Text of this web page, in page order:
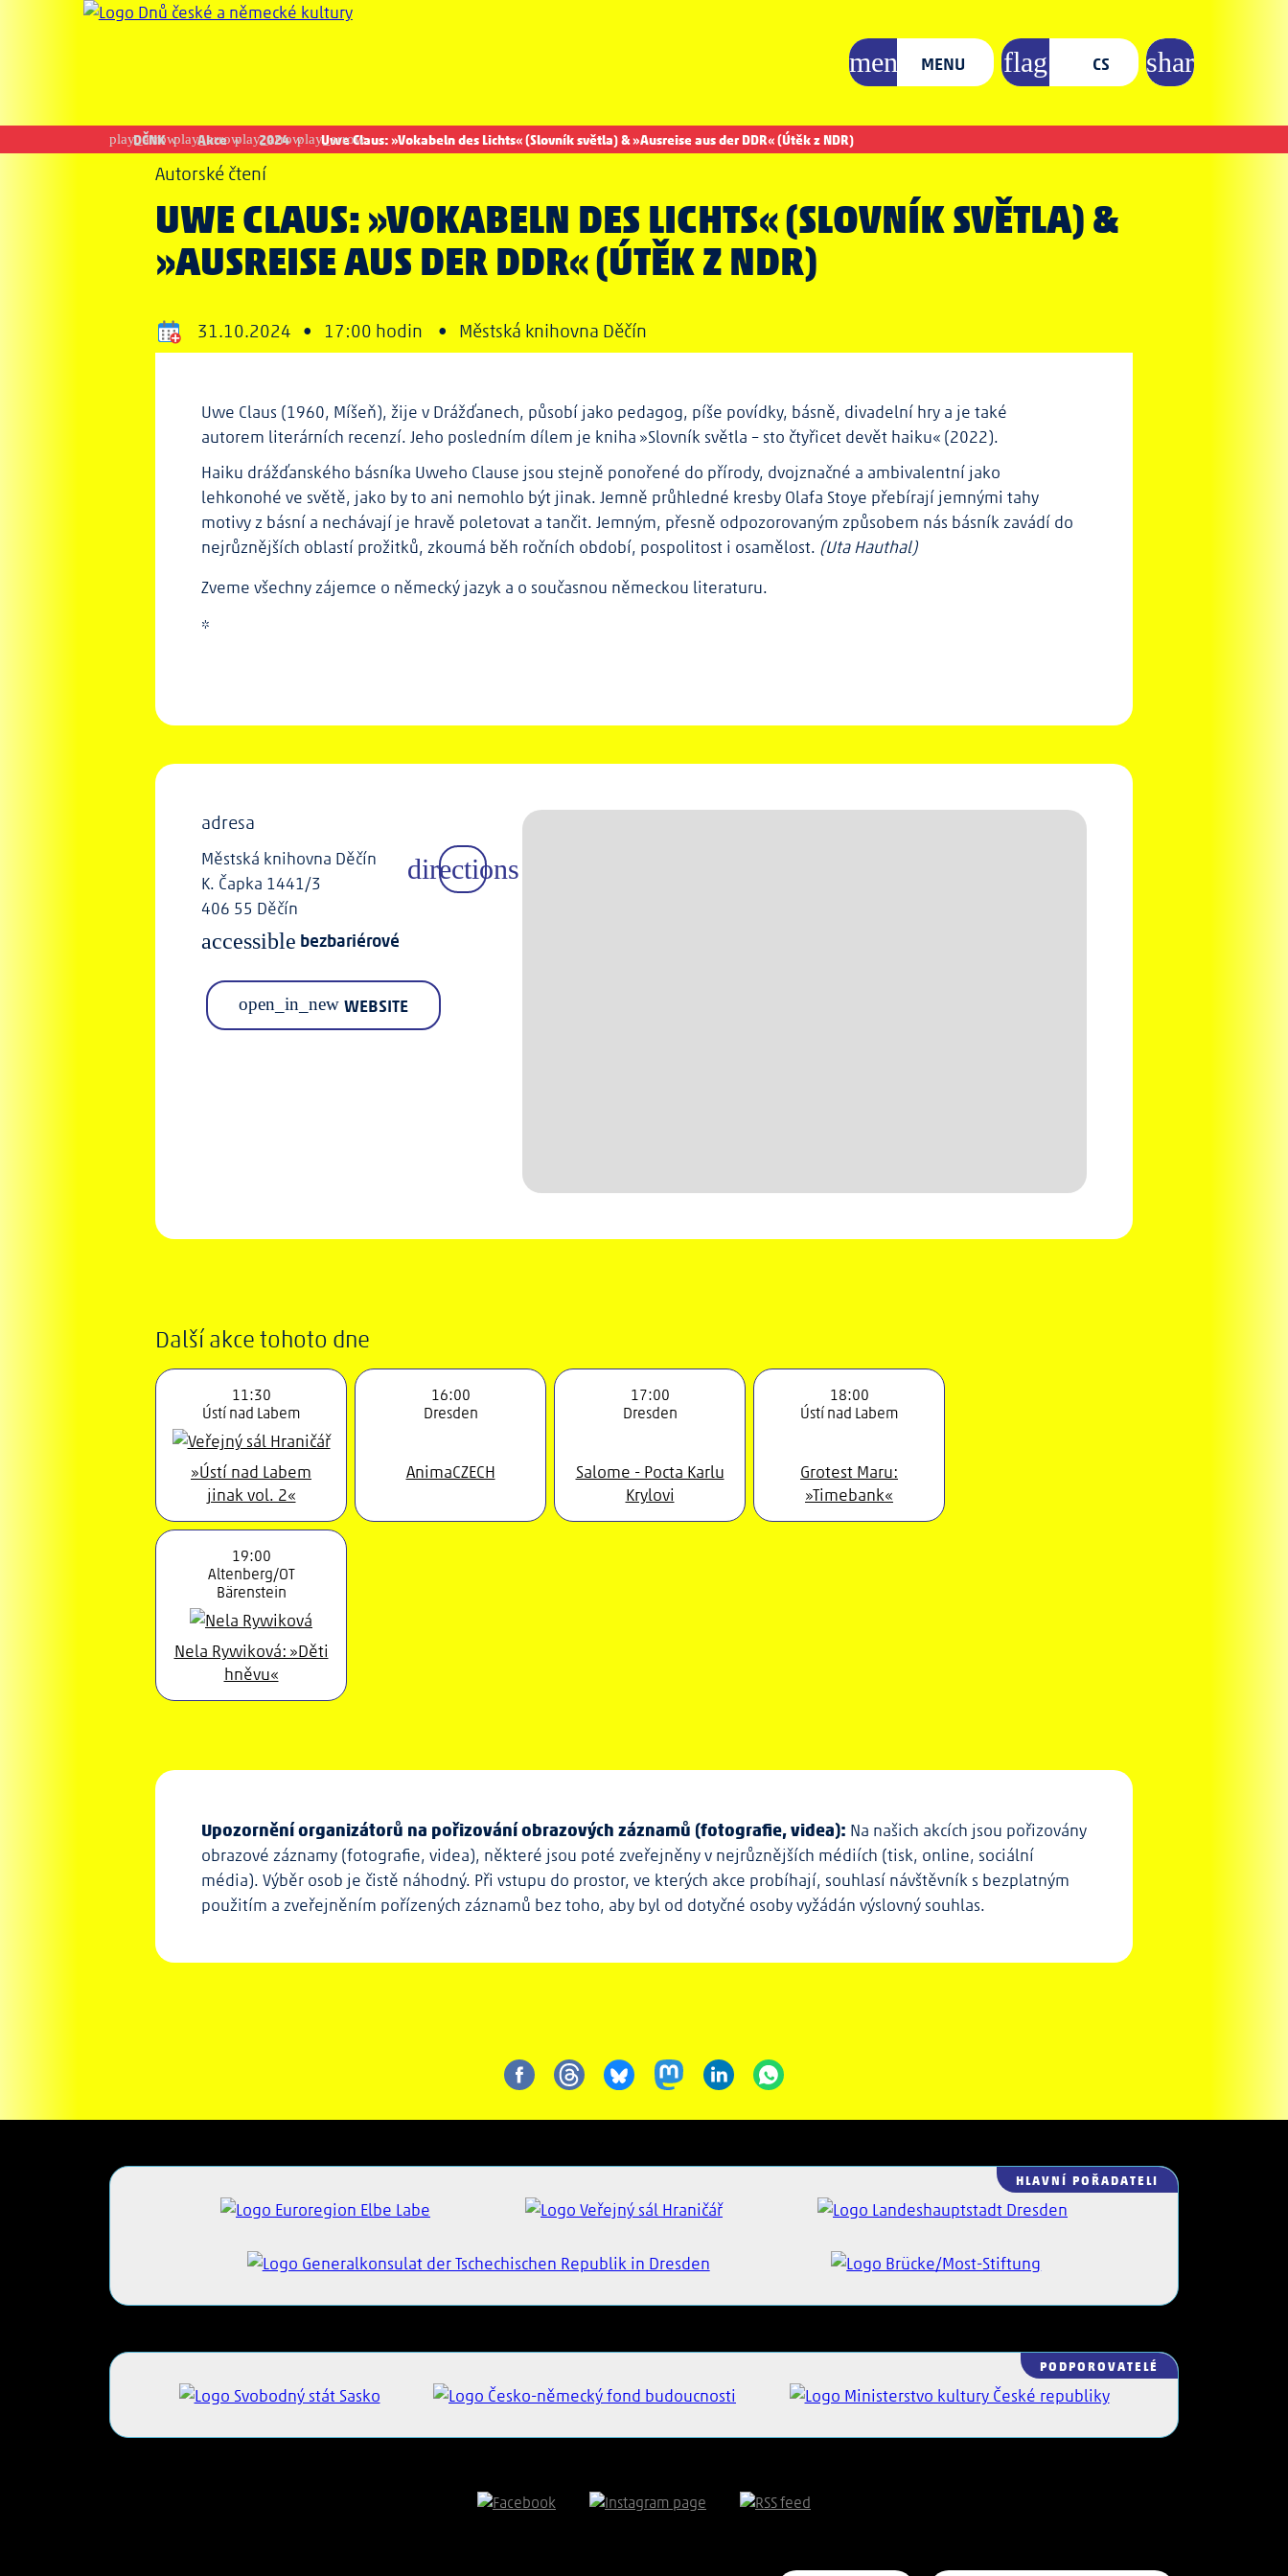
MENU CS
DČNK Akce 2024 Uwe Claus: »Vokabeln des Lichts« (Slovník světla) & »Ausreise aus der DDR« (Útěk z NDR)
Autorské čtení
UWE CLAUS: »VOKABELN DES LICHTS« (SLOVNÍK SVĚTLA) &
»AUSREISE AUS DER DDR« (ÚTĚK Z NDR)
31.10.2024 • 17:00 hodin • Městská knihovna Děčín
Uwe Claus (1960, Míšeň), žije v Drážďanech, působí jako pedagog, píše povídky, básně, divadelní hry a je také
autorem literárních recenzí. Jeho posledním dílem je kniha »Slovník světla – sto čtyřicet devět haiku« (2022).
Haiku drážďanského básníka Uweho Clause jsou stejně ponořené do přírody, dvojznačné a ambivalentní jako
lehkonohé ve světě, jako by to ani nemohlo být jinak. Jemně průhledné kresby Olafa Stoye přebírají jemnými tahy
motivy z básní a nechávají je hravě poletovat a tančit. Jemným, přesně odpozorovaným způsobem nás básník zavádí do
nejrůznějších oblastí prožitků, zkoumá běh ročních období, pospolitost i osamělost. (Uta Hauthal)
Zveme všechny zájemce o německý jazyk a o současnou německou literaturu.
*
adresa
Městská knihovna Děčín
K. Čapka 1441/3
406 55 Děčín
accessible bezbariérové
open_in_new WEBSITE
Další akce tohoto dne
11:30
Ústí nad Labem
»Ústí nad Labem
jinak vol. 2«
16:00
Dresden
AnimaCZECH
17:00
Dresden
Salome - Pocta Karlu
Krylovi
18:00
Ústí nad Labem
Grotest Maru:
»Timebank«
19:00
Altenberg/OT
Bärenstein
Nela Rywiková: »Děti
hněvu«
Upozornění organizátorů na pořizování obrazových záznamů (fotografie, videa): Na našich akcích jsou pořizovány
obrazové záznamy (fotografie, videa), některé jsou poté zveřejněny v nejrůznějších médiích (tisk, online, sociální
média). Výběr osob je čistě náhodný. Při vstupu do prostor, ve kterých akce probíhají, souhlasí návštěvník s bezplatným
použitím a zveřejněním pořízených záznamů bez toho, aby byl od dotyčné osoby vyžádán výslovný souhlas.